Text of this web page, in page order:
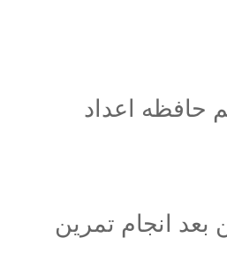
حافظه اعداد
انجام تمرین